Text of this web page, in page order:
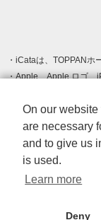
iCataは、TOPPANホ
Apple、Apple ロゴ、
登録された Apple
クです。
Android、Google
す。
Windows は
標です。
Adobe、Adobe
その他、記載されて
On our
are necessary
and to give us
is used.
Learn more
Deny